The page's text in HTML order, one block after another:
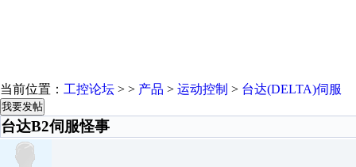
当前位置： 工控论坛 > > 产品 > 运动控制 > 台达(DELTA)伺服
我要发帖
台达B2伺服怪事